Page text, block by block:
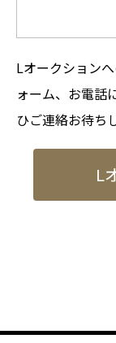
Lオークション
ォーム、お電話
ひご連絡お待ち
L